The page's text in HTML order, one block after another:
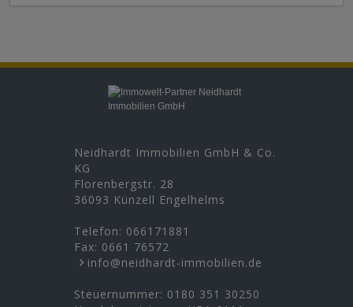
Neidhardt Immobilien GmbH & Co.
KG
Florenbergstr. 28
36093 Künzell Engelhelms
Telefon: 066171881
Fax: 0661 76572
info@neidhardt-immobilien.de
Steuernummer: 0180 351 30250